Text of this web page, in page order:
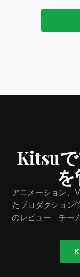
Kitsu
を
アニメーション、
たプロダクション
のレビュー、チー